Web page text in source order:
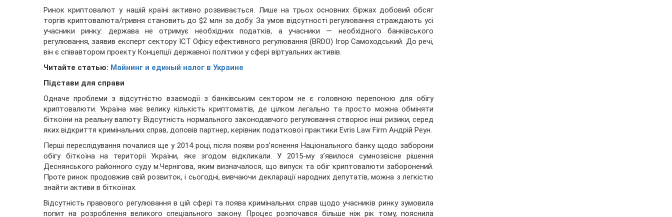
Ринок криптовалют у нашій країні активно розвивається. Лише на трьох основних біржах добовий обсяг
торгів криптовалюта/гривня становить до $2 млн за добу. За умов відсутності регулювання страждають усі
учасники ринку: держава не отримує необхідних податків, а учасники — необхідного банківського
регулювання, заявив експерт сектору ICT Офісу ефективного регулювання (BRDO) Ігор Самоходський. До речі,
він є співавтором проекту Концепції державної політики у сфері віртуальних активів.
Читайте статью: Майнинг и единый налог в Украине
Підстави для справи
Одначе проблеми з відсутністю взаємодії з банківським сектором не є головною перепоною для обігу
криптовалюти. Україна має велику кількість криптоматів, де цілком легально та просто можна обміняти
біткоїнина реальну валюту. Відсутність нормального законодавчого регулювання створює інші ризики, серед
яких відкриття кримінальних справ, доповів партнер, керівник податкової практики Evris Law Firm Андрій Реун.
Перші переслідування почалися ще у 2014 році, після появи роз’яснення Національного банку щодо заборони
обігу біткоїна на території України, яке згодом відкликали. У 2015-му з’явилося сумнозвісне рішення
Деснянського районного суду м.Чернігова, яким визначалося, що випуск та обіг криптовалюти заборонений.
Проте ринок продовжив свій розвиток, і сьогодні, вивчаючи декларації народних депутатів, можна з легкістю
знайти активи в біткоїнах.
Відсутність правового регулювання в цій сфері та поява кримінальних справ щодо учасників ринку зумовила
попит на розроблення великого спеціального закону. Процес розпочався більше ніж рік тому, пояснила